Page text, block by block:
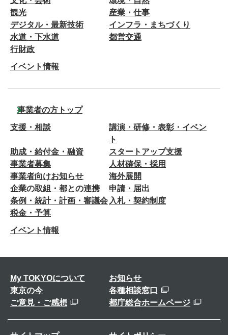
観光
産業・仕事
デジタル・最新技術
インフラ・まちづくり
水道・下水道
都営交通
行財政
イベント情報
事業者の方トップ
支援・相談
講演・研修・表彰・イベン
ト
助成・給付金・融資
スタートアップ支援
事業者募集
人材確保・採用
事業者向けお知らせ
海外展開
企業の取組・都との連携
申請・届出
条例・統計・計画・審議会 入札・契約制度
税金・予算
イベント情報
My TOKYOについて
お知らせ
東京の今
各種相談窓口
ご意見・ご感想
都庁総合ホームページ